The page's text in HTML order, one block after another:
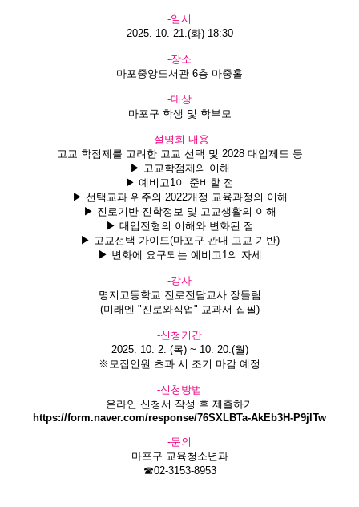
-일시
2025. 10. 21.(화) 18:30
-장소
마포중앙도서관 6층 마중홀
-대상
마포구 학생 및 학부모
-설명회 내용
고교 학점제를 고려한 고교 선택 및 2028 대입제도 등
▶ 고교학점제의 이해
▶ 예비고1이 준비할 점
▶ 선택교과 위주의 2022개정 교육과정의 이해
▶ 진로기반 진학정보 및 고교생활의 이해
▶ 대입전형의 이해와 변화된 점
▶ 고교선택 가이드(마포구 관내 고교 기반)
▶ 변화에 요구되는 예비고1의 자세
-강사
명지고등학교 진로전담교사 장들림
(미래엔 "진로와직업" 교과서 집필)
-신청기간
2025. 10. 2. (목) ~ 10. 20.(월)
※모집인원 초과 시 조기 마감 예정
-신청방법
온라인 신청서 작성 후 제출하기
https://form.naver.com/response/76SXLBTa-AkEb3H-P9jlTw
-문의
마포구 교육청소년과
☎02-3153-8953